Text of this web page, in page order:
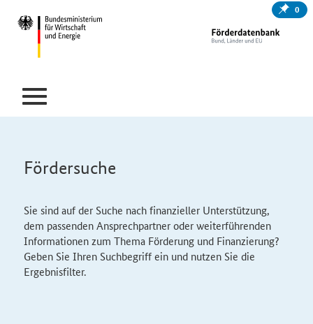
0
Fördersuche
Sie sind auf der Suche nach finanzieller Unterstützung,
dem passenden Ansprechpartner oder weiterführenden
Informationen zum Thema Förderung und Finanzierung?
Geben Sie Ihren Suchbegriff ein und nutzen Sie die
Ergebnisfilter.